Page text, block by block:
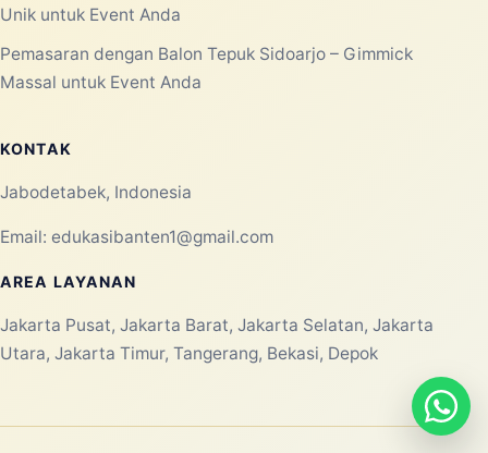
Unik untuk Event Anda
Pemasaran dengan Balon Tepuk Sidoarjo – Gimmick
Massal untuk Event Anda
KONTAK
Jabodetabek, Indonesia
Email: edukasibanten1@gmail.com
AREA LAYANAN
Jakarta Pusat, Jakarta Barat, Jakarta Selatan, Jakarta
Utara, Jakarta Timur, Tangerang, Bekasi, Depok